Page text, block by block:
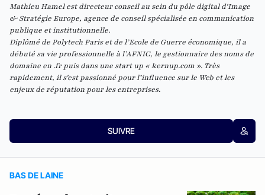
Mathieu Hamel est directeur conseil au sein du pôle digital d'Image
& StratégieEurope, agence de conseil spécialisée en communication
publique et institutionnelle.
Diplômé de Polytech Paris et de l’Ecole de Guerre économique, il a
débuté sa vie professionnelle à l’AFNIC, le gestionnaire des noms de
domaine en .fr puis dans une start up « kernup.com ». Très
rapidement, il s'est passionné pour l’influence sur le Web et les
enjeux de réputation pour les entreprises.
SUIVRE
BAS DE LAINE